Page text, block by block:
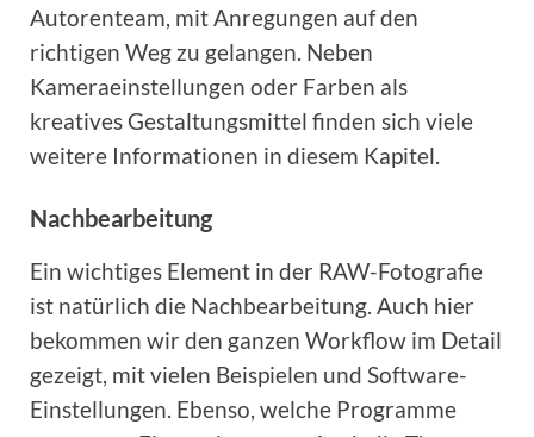
Autorenteam, mit Anregungen auf den
richtigen Weg zu gelangen. Neben
Kameraeinstellungen oder Farben als
kreatives Gestaltungsmittel finden sich viele
weitere Informationen in diesem Kapitel.
Nachbearbeitung
Ein wichtiges Element in der RAW-Fotografie
ist natürlich die Nachbearbeitung. Auch hier
bekommen wir den ganzen Workflow im Detail
gezeigt, mit vielen Beispielen und Software-
Einstellungen. Ebenso, welche Programme